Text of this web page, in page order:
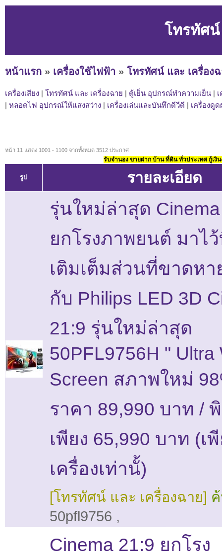
โทรทัศน์
หน้าแรก » เครื่องใช้ไฟฟ้า » โทรทัศน์ และ เครื่อง
เครื่องเสียง | โทรทัศน์ และ เครื่องฉาย | ตู้เย็น อุปกรณ์ทำความเย็น |
| หลอดไฟ อุปกรณ์ให้แสงสว่าง | เครื่องเล่นและบันทึกดีวีดี | เครื่องดู
หน้า 11 แสดง 1001 - 1100 จากทั้งหมด 3512 ประกาศ
รับจำนอง ขายฝาก บ้าน ที่ดิน ทั่วประเทศ กู้เงิ
รูป รายละเอียด
รุ่นใหม่ล่าสุด
ยกโรงภาพยนต์ มาไ
เติมเต็มส่วนที่ขาดหา
กับ Philips LED 3D
21:9 รุ่นใหม่ล่าสุด
50PFL9756H " Ultra
Screen สภาพใหม่
ราคา 89,990 บาท /
เพียง 65,990 บาท (เ
เครื่องเท่านั้)
[โทรทัศน์ และ เครื่องฉาย]
50pfl9756 ,
Cinema 21:9 ยกโรง